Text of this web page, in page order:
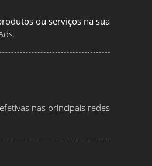
ou serviços na sua
nas principais redes